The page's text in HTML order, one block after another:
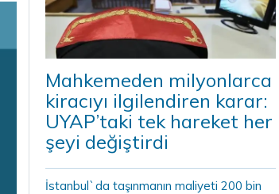
Mahkemeden milyonlarca
kiracıyı ilgilendiren karar:
UYAP’taki tek hareket her
şeyi değiştirdi
İstanbul`da taşınmanın maliyeti 200 bin